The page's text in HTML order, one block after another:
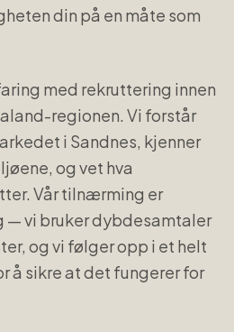
din på en måte som
med rekruttering innen
-regionen. Vi forstår
i Sandnes, kjenner
og vet hva
Vår tilnærming er
— vi bruker dybdesamtaler
og vi følger opp i et helt
å sikre at det fungerer for